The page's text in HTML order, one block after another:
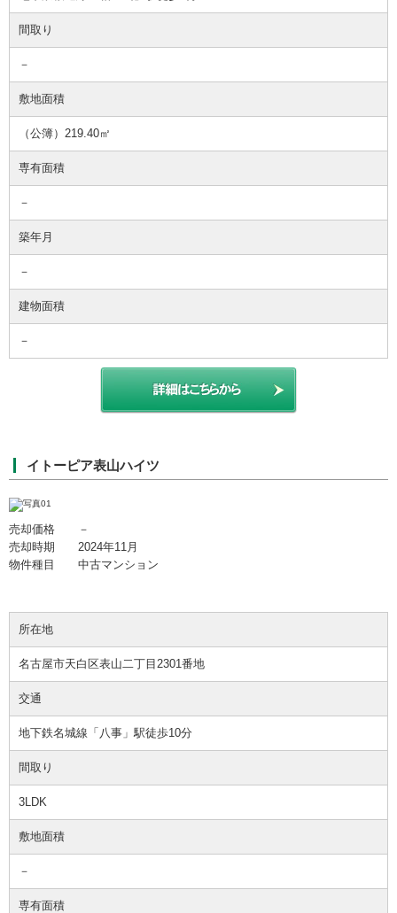
間取り
－
敷地面積
（公簿）219.40㎡
専有面積
－
築年月
－
建物面積
－
イトーピア表山ハイツ
売却価格 －
売却時期 2024年11月
物件種目 中古マンション
所在地
名古屋市天白区表山二丁目2301番地
交通
地下鉄名城線「八事」駅徒歩10分
間取り
3LDK
敷地面積
－
専有面積